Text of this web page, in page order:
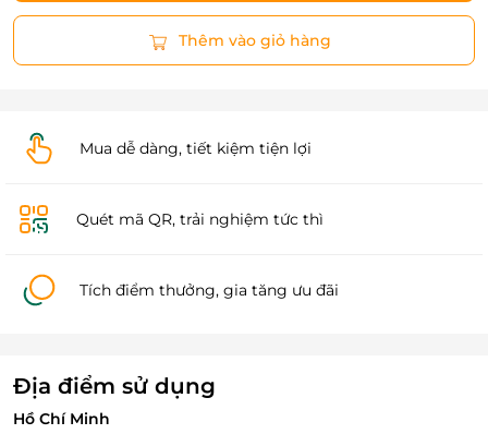
Thêm vào giỏ hàng
Mua dễ dàng, tiết kiệm tiện lợi
Quét mã QR, trải nghiệm tức thì
Tích điểm thưởng, gia tăng ưu đãi
Địa điểm sử dụng
Hồ Chí Minh